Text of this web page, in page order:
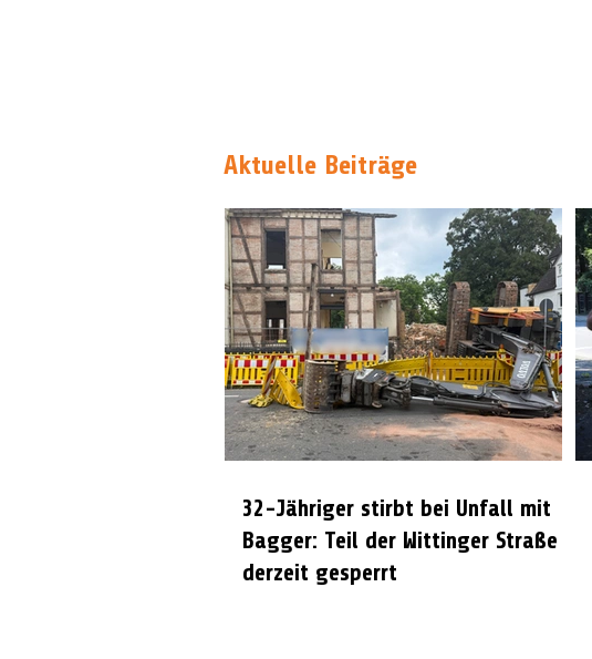
Aktuelle Beiträge
32-Jähriger stirbt bei Unfall mit
Bagger: Teil der Wittinger Straße
derzeit gesperrt